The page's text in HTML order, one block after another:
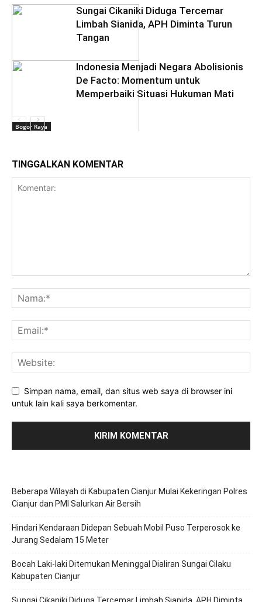
Bogor Raya
Sungai Cikaniki Diduga Tercemar
Limbah Sianida, APH Diminta Turun
Tangan
Daerah
‎Indonesia Menjadi Negara Abolisionis
De Facto: Momentum untuk
Memperbaiki Situasi Hukuman Mati
TINGGALKAN KOMENTAR
Simpan nama, email, dan situs web saya di browser ini
untuk lain kali saya berkomentar.
Beberapa Wilayah di Kabupaten Cianjur Mulai Kekeringan Polres
Cianjur dan PMI Salurkan Air Bersih
Hindari Kendaraan Didepan Sebuah Mobil Puso Terperosok ke
Jurang Sedalam 15 Meter
Bocah Laki-laki Ditemukan Meninggal Dialiran Sungai Cilaku
Kabupaten Cianjur